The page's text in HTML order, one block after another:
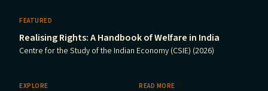
FEATURED
Realising Rights: A Handbook of Welfare in India
Centre for the Study of the Indian Economy (CSIE) (2026)
EXPLORE READ MORE